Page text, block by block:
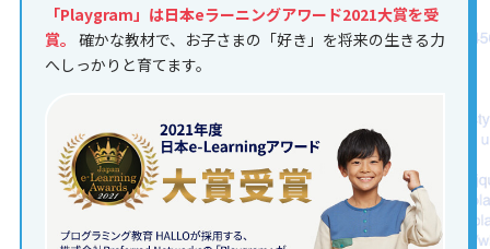
「Playgram」は日本eラーニングアワード2021大賞を受
賞。 確かな教材で、お子さまの「好き」を将来の生きる力
へしっかりと育てます。